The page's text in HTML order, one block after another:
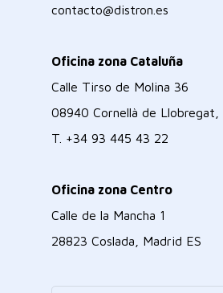
contacto@distron.es
Oficina zona Cataluña
Calle Tirso de Molina 36
08940 Cornellà de Llobregat,
T. +34 93 445 43 22
Oficina zona Centro
Calle de la Mancha 1
28823 Coslada, Madrid ES